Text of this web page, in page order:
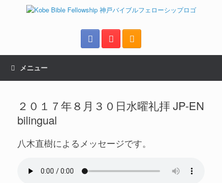
メニュー
２０１７年８月３０日水曜礼拝 JP-EN
bilingual
八木直樹によるメッセージです。